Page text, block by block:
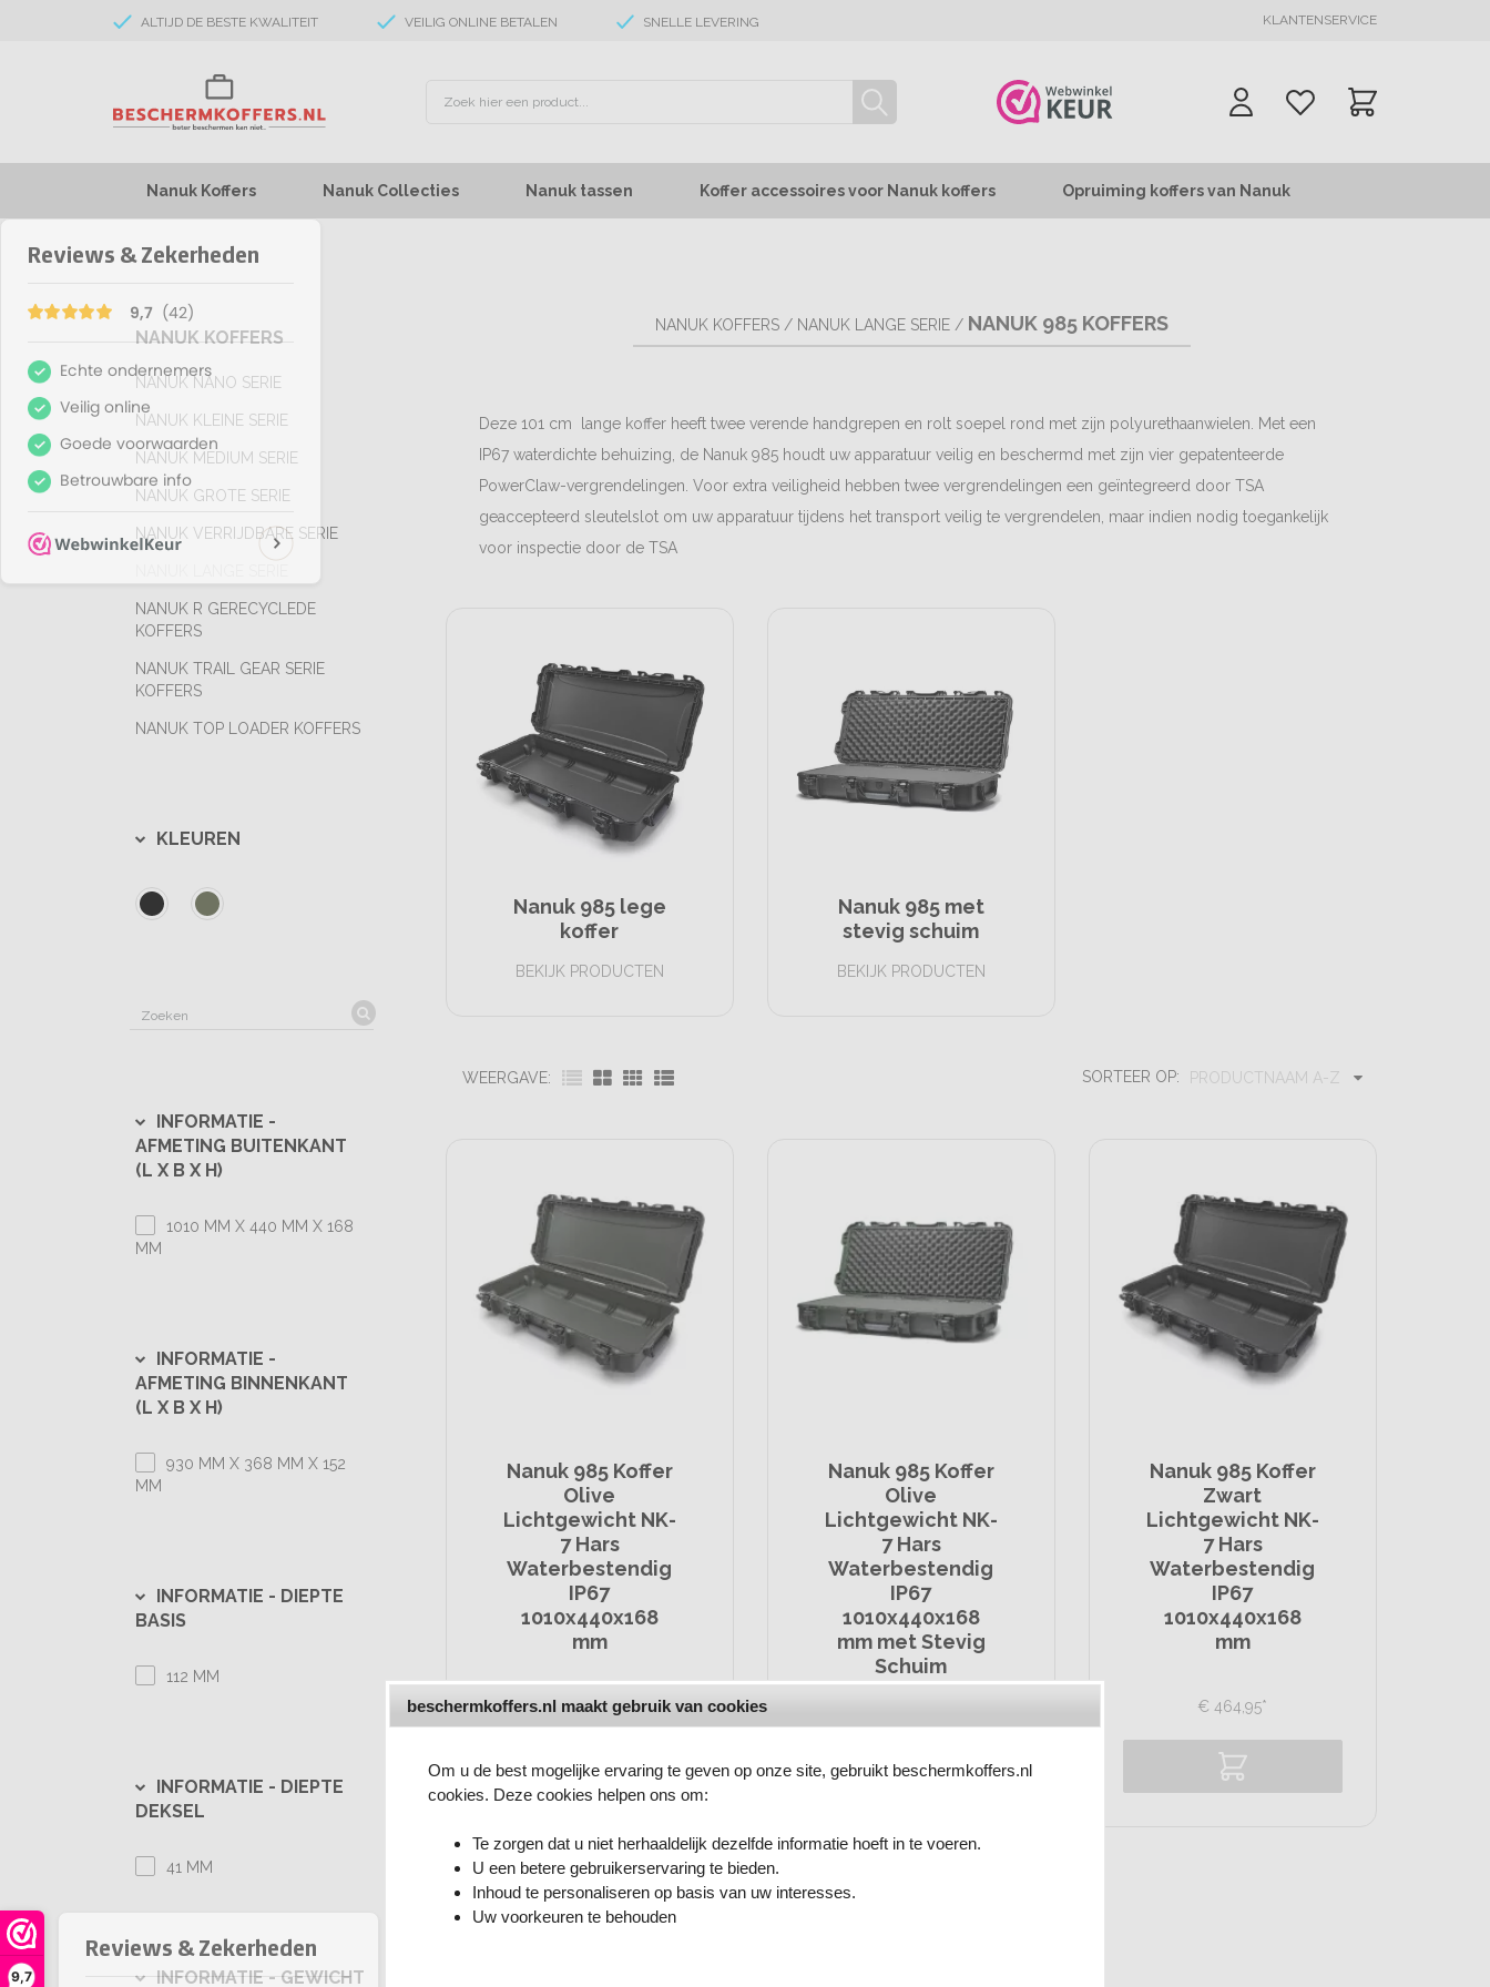
9,7
ALTIJD DE BESTE KWALITEIT VEILIG ONLINE BETALEN SNELLE LEVERING KLANTENSERVICE
Nanuk Koffers Nanuk Collecties Nanuk tassen Koffer accessoires voor Nanuk koffers Opruiming koffers van Nanuk
NANUK KOFFERS
NANUK NANO SERIE
NANUK KLEINE SERIE
NANUK MEDIUM SERIE
NANUK GROTE SERIE
NANUK VERRIJDBARE SERIE
NANUK R GERECYCLEDE
KOFFERS
NANUK TRAIL GEAR SERIE
KOFFERS
NANUK TOP LOADER KOFFERS
KLEUREN
INFORMATIE -
AFMETING BUITENKANT
(L X B X H)
1010 MM X 440 MM X 168
MM
INFORMATIE -
AFMETING BINNENKANT
(L X B X H)
930 MM X 368 MM X 152
MM
INFORMATIE - DIEPTE
BASIS
112 MM
INFORMATIE - DIEPTE
DEKSEL
41 MM
INFORMATIE - GEWICHT
NANUK KOFFERS/ NANUK LANGE SERIE/ NANUK 985 KOFFERS
Deze 101 cm lange koffer heeft twee verende handgrepen en rolt soepel rond met zijn polyurethaanwielen. Met een
IP67 waterdichte behuizing, de Nanuk 985 houdt uw apparatuur veilig en beschermd met zijn vier gepatenteerde
PowerClaw-vergrendelingen. Voor extra veiligheid hebben twee vergrendelingen een geïntegreerd door TSA
geaccepteerd sleutelslot om uw apparatuur tijdens het transport veilig te vergrendelen, maar indien nodig toegankelijk
voor inspectie door de TSA
Nanuk 985 lege
koffer
BEKIJK PRODUCTEN
Nanuk 985 met
stevig schuim
BEKIJK PRODUCTEN
SORTEER OP: PRODUCTNAAM A-Z
WEERGAVE:
Nanuk 985 Koffer
Olive
Lichtgewicht NK-
7 Hars
Waterbestendig
IP67
1010x440x168
mm
€464,95*
Nanuk 985 Koffer
Olive
Lichtgewicht NK-
7 Hars
Waterbestendig
IP67
1010x440x168
mm met Stevig
Schuim
Nanuk 985 Koffer
Zwart
Lichtgewicht NK-
7 Hars
Waterbestendig
IP67
1010x440x168
mm
€ 464,95*
beschermkoffers.nl maakt gebruik van cookies
Om u de best mogelijke ervaring te geven op onze site, gebruikt beschermkoffers.nl
cookies. Deze cookies helpen ons om:
Te zorgen dat u niet herhaaldelijk dezelfde informatie hoeft in te voeren.
U een betere gebruikerservaring te bieden.
Inhoud te personaliseren op basis van uw interesses.
Uw voorkeuren te behouden